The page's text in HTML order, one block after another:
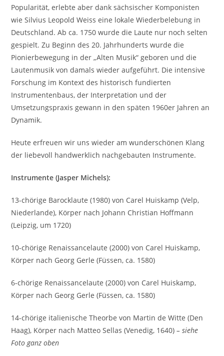
Popularität, erlebte aber dank sächsischer Komponisten
wie Silvius Leopold Weiss eine lokale Wiederbelebung in
Deutschland. Ab ca. 1750 wurde die Laute nur noch selten
gespielt. Zu Beginn des 20. Jahrhunderts wurde die
Pionierbewegung in der „Alten Musik“ geboren und die
Lautenmusik von damals wieder aufgeführt. Die intensive
Forschung im Kontext des historisch fundierten
Instrumentenbaus, der Interpretation und der
Umsetzungspraxis gewann in den späten 1960er Jahren an
Dynamik.
Heute erfreuen wir uns wieder am wunderschönen Klang
der liebevoll handwerklich nachgebauten Instrumente.
Instrumente (Jasper Michels):
13-chörige Barocklaute (1980) von Carel Huiskamp (Velp,
Niederlande), Körper nach Johann Christian Hoffmann
(Leipzig, um 1720)
10-chörige Renaissancelaute (2000) von Carel Huiskamp,
Körper nach Georg Gerle (Füssen, ca. 1580)
6-chörige Renaissancelaute (2000) von Carel Huiskamp,
Körper nach Georg Gerle (Füssen, ca. 1580)
14-chörige italienische Theorbe von Martin de Witte (Den
Haag), Körper nach Matteo Sellas (Venedig, 1640)– siehe
Foto ganz oben